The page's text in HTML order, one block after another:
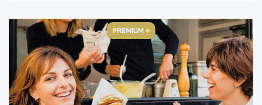
PREMIUM +